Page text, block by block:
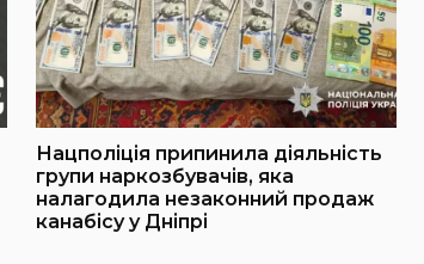
Нацполіція припинила діяльність
групи наркозбувачів, яка
налагодила незаконний продаж
канабісу у Дніпрі